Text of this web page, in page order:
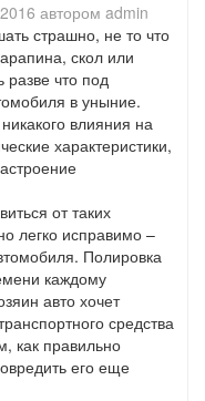
автором admin
страшно, не то что
скол или
что под
в уныние.
влияния на
характеристики,
от таких
легко исправимо –
Полировка
каждому
авто хочет
средства
как правильно
его еще